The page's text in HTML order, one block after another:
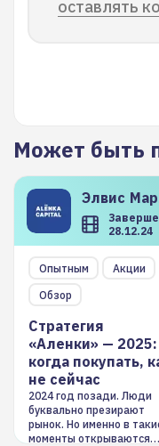
оставлять
Может быть
Элвис
28.12.24
Опытным
Акции
Обзор
Стратегия
«Аленки» — 2025:
когда покупать,
не сейчас
2024 год позади. Люди
буквально презирают
рынок. Но именно в
моменты открываются